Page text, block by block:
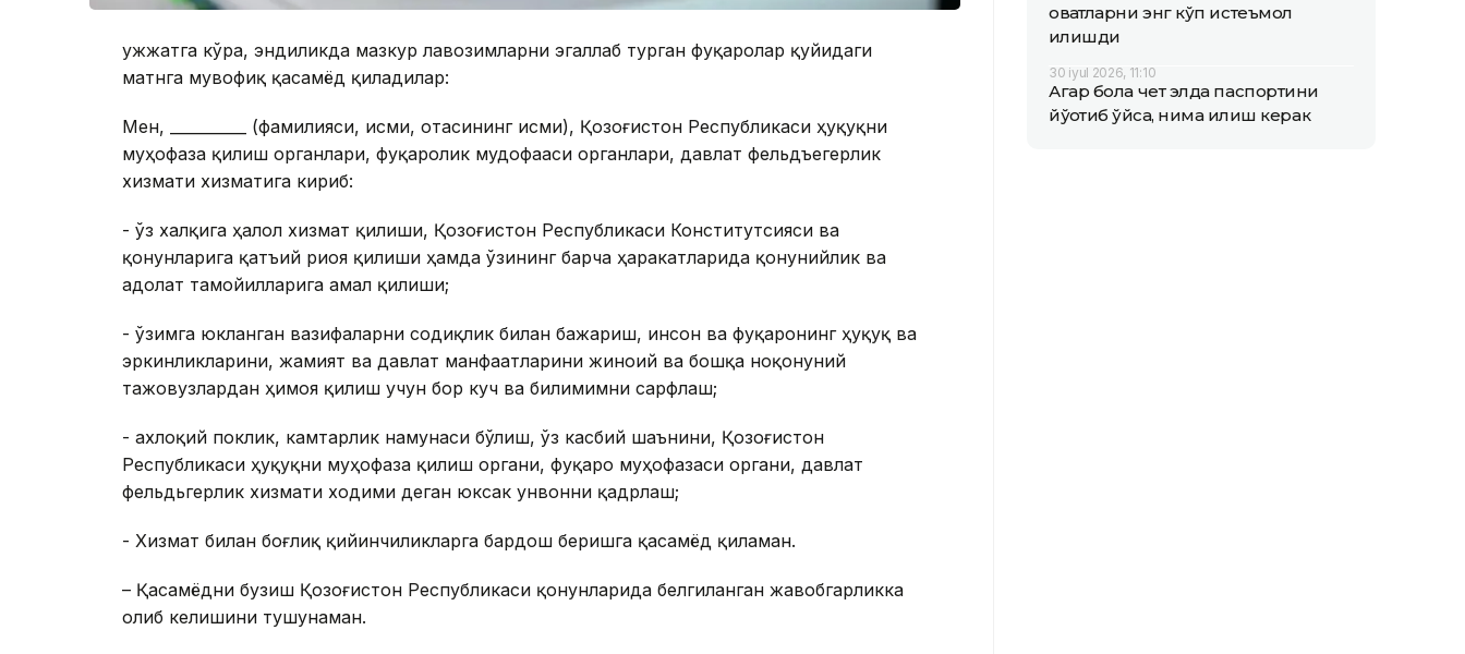
Ҳужжатга кўра, эндиликда мазкур лавозимларни эгаллаб турган фуқаролар қуйидаги
матнга мувофиқ қасамёд қиладилар:
Мен, __________ (фамилияси, исми, отасининг исми), Қозоғистон Республикаси ҳуқуқни
муҳофаза қилиш органлари, фуқаролик мудофааси органлари, давлат фельдъегерлик
хизмати хизматига кириб:
- ўз халқига ҳалол хизмат қилиши, Қозоғистон Республикаси Конститутсияси ва
қонунларига қатъий риоя қилиши ҳамда ўзининг барча ҳаракатларида қонунийлик ва
адолат тамойилларига амал қилиши;
- ўзимга юкланган вазифаларни содиқлик билан бажариш, инсон ва фуқаронинг ҳуқуқ ва
эркинликларини, жамият ва давлат манфаатларини жиноий ва бошқа ноқонуний
тажовузлардан ҳимоя қилиш учун бор куч ва билимимни сарфлаш;
- ахлоқий поклик, камтарлик намунаси бўлиш, ўз касбий шаънини, Қозоғистон
Республикаси ҳуқуқни муҳофаза қилиш органи, фуқаро муҳофазаси органи, давлат
фельдьгерлик хизмати ходими деган юксак унвонни қадрлаш;
- Хизмат билан боғлиқ қийинчиликларга бардош беришга қасамёд қиламан.
– Қасамёдни бузиш Қозоғистон Республикаси қонунларида белгиланган жавобгарликка
олиб келишини тушунаман.
овқатларни энг кўп истеъмол
қилишди
30 iyul 2026, 11:10
Агар бола чет элда паспортини
йўқотиб қўйса, нима қилиш керак